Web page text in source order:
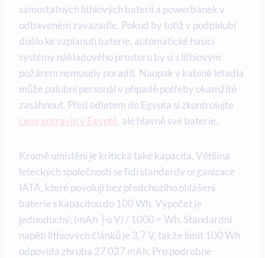
samostatných lithiových baterií a powerbanek v
odbaveném zavazadle. Pokud by totiž v podpalubí
došlo ke vzplanutí baterie, automatické hasicí
systémy nákladového prostoru by si s lithiovým
požárem nemusely poradit. Naopak v kabině letadla
může palubní personál v případě potřeby okamžitě
zasáhnout. Před odletem do Egypta si zkontrolujte
ceny potravin v Egyptě, ale hlavně své baterie.
Kromě umístění je kritická také kapacita. Většina
leteckých společností se řídí standardy organizace
IATA, které povolují bez předchozího ohlášení
baterie s kapacitou do 100 Wh. Výpočet je
jednoduchý: (mAh ├ù V) / 1000 = Wh. Standardní
napětí lithiových článků je 3,7 V, takže limit 100 Wh
odpovídá zhruba 27 027 mAh. Pro podrobné